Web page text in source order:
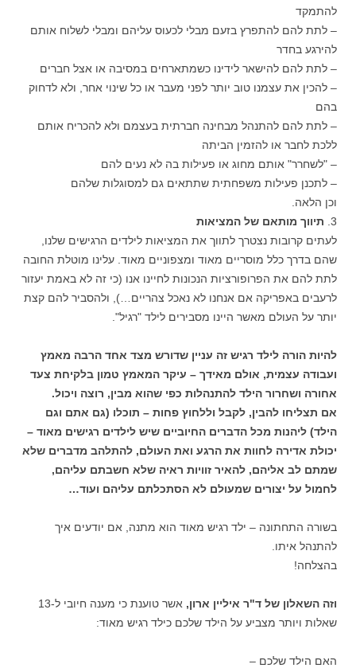
להתמקד
– לתת להם להתפרץ בזעם מבלי לכעוס עליהם ומבלי לשלוח אותם
להירגע בחדר
– לתת להם להישאר לידינו כשמתארחים במסיבה או אצל חברים
– להכין את עצמנו טוב יותר לפני מעבר או כל שינוי אחר, ולא לדחוק
בהם
– לתת להם להתנהל מבחינה חברתית בעצמם ולא להכריח אותם
ללכת לחבר או להזמין הביתה
– "לשחרר" אותם מחוג או פעילות בה לא נעים להם
– לתכנן פעילות משפחתית שתתאים גם למסוגלות שלהם
וכן הלאה.
3. תיווך מותאם של המציאות
לעתים קרובות נצטרך לתווך את המציאות לילדים הרגישים שלנו,
שהם בדרך כלל מוסריים מאוד ומצפוניים מאוד. עלינו מוטלת החובה
לתת להם את הפרופורציות הנכונות לחיינו אנו (כי זה לא באמת יעזור
לרעבים באפריקה אם אנחנו לא נאכל צהריים…), ולהסביר להם קצת
יותר על העולם מאשר היינו מסבירים לילד "רגיל".
להיות הורה לילד רגיש זה עניין שדורש מצד אחד הרבה מאמץ
ועבודה עצמית, אולם מאידך – עיקר המאמץ טמון בלקיחת צעד
אחורה ושחרור הילד להתנהלות כפי שהוא מבין, רוצה ויכול.
אם תצליחו להבין, לקבל וללחוץ פחות – תוכלו (גם אתם וגם
הילד) ליהנות מכל הדברים החיוביים שיש לילדים רגישים מאוד –
יכולת אדירה לחוות את הרגע ואת העולם, להתלהב מדברים שלא
שמתם לב אליהם, להאיר זוויות ראיה שלא חשבתם עליהם,
לחמול על יצורים שמעולם לא הסתכלתם עליהם ועוד…
בשורה התחתונה – ילד רגיש מאוד הוא מתנה, אם יודעים איך
להתנהל איתו.
בהצלחה!
וזה השאלון של ד"ר איליין ארון,
אשר טוענת כי מענה חיובי ל-13
שאלות ויותר מצביע על הילד שלכם כילד רגיש מאוד:
האם הילד שלכם –